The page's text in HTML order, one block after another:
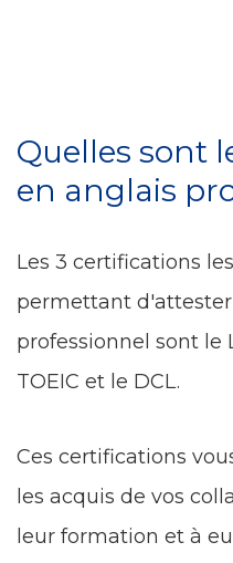
Quelles sont
en anglais
Les 3 certifications
permettant
professionnel sont le
TOEIC et le DCL.
Ces certifications
les acquis de vos
leur formation et à